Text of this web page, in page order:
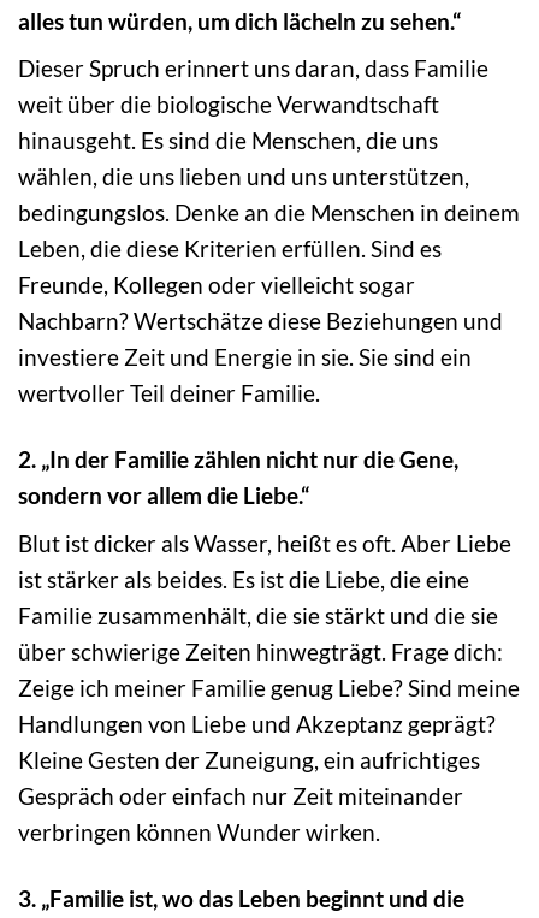
alles tun würden, um dich lächeln zu sehen.“
Dieser Spruch erinnert uns daran, dass Familie
weit über die biologische Verwandtschaft
hinausgeht. Es sind die Menschen, die uns
wählen, die uns lieben und uns unterstützen,
bedingungslos. Denke an die Menschen in deinem
Leben, die diese Kriterien erfüllen. Sind es
Freunde, Kollegen oder vielleicht sogar
Nachbarn? Wertschätze diese Beziehungen und
investiere Zeit und Energie in sie. Sie sind ein
wertvoller Teil deiner Familie.
2. „In der Familie zählen nicht nur die Gene,
sondern vor allem die Liebe.“
Blut ist dicker als Wasser, heißt es oft. Aber Liebe
ist stärker als beides. Es ist die Liebe, die eine
Familie zusammenhält, die sie stärkt und die sie
über schwierige Zeiten hinwegträgt. Frage dich:
Zeige ich meiner Familie genug Liebe? Sind meine
Handlungen von Liebe und Akzeptanz geprägt?
Kleine Gesten der Zuneigung, ein aufrichtiges
Gespräch oder einfach nur Zeit miteinander
verbringen können Wunder wirken.
3. „Familie ist, wo das Leben beginnt und die